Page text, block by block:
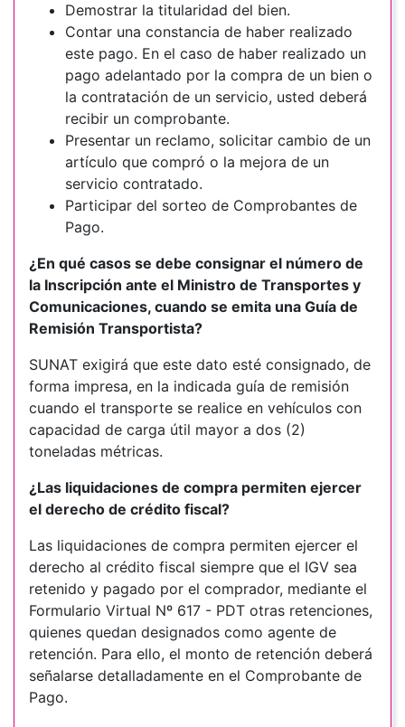
Demostrar la titularidad del bien.
Contar una constancia de haber realizado
este pago. En el caso de haber realizado un
pago adelantado por la compra de un bien o
la contratación de un servicio, usted deberá
recibir un comprobante.
Presentar un reclamo, solicitar cambio de un
artículo que compró o la mejora de un
servicio contratado.
Participar del sorteo de Comprobantes de
Pago.
¿En qué casos se debe consignar el número de
la Inscripción ante el Ministro de Transportes y
Comunicaciones, cuando se emita una Guía de
Remisión Transportista?
SUNAT exigirá que este dato esté consignado, de
forma impresa, en la indicada guía de remisión
cuando el transporte se realice en vehículos con
capacidad de carga útil mayor a dos (2)
toneladas métricas.
¿Las liquidaciones de compra permiten ejercer
el derecho de crédito fiscal?
Las liquidaciones de compra permiten ejercer el
derecho al crédito fiscal siempre que el IGV sea
retenido y pagado por el comprador, mediante el
Formulario Virtual Nº 617 - PDT otras retenciones,
quienes quedan designados como agente de
retención. Para ello, el monto de retención deberá
señalarse detalladamente en el Comprobante de
Pago.